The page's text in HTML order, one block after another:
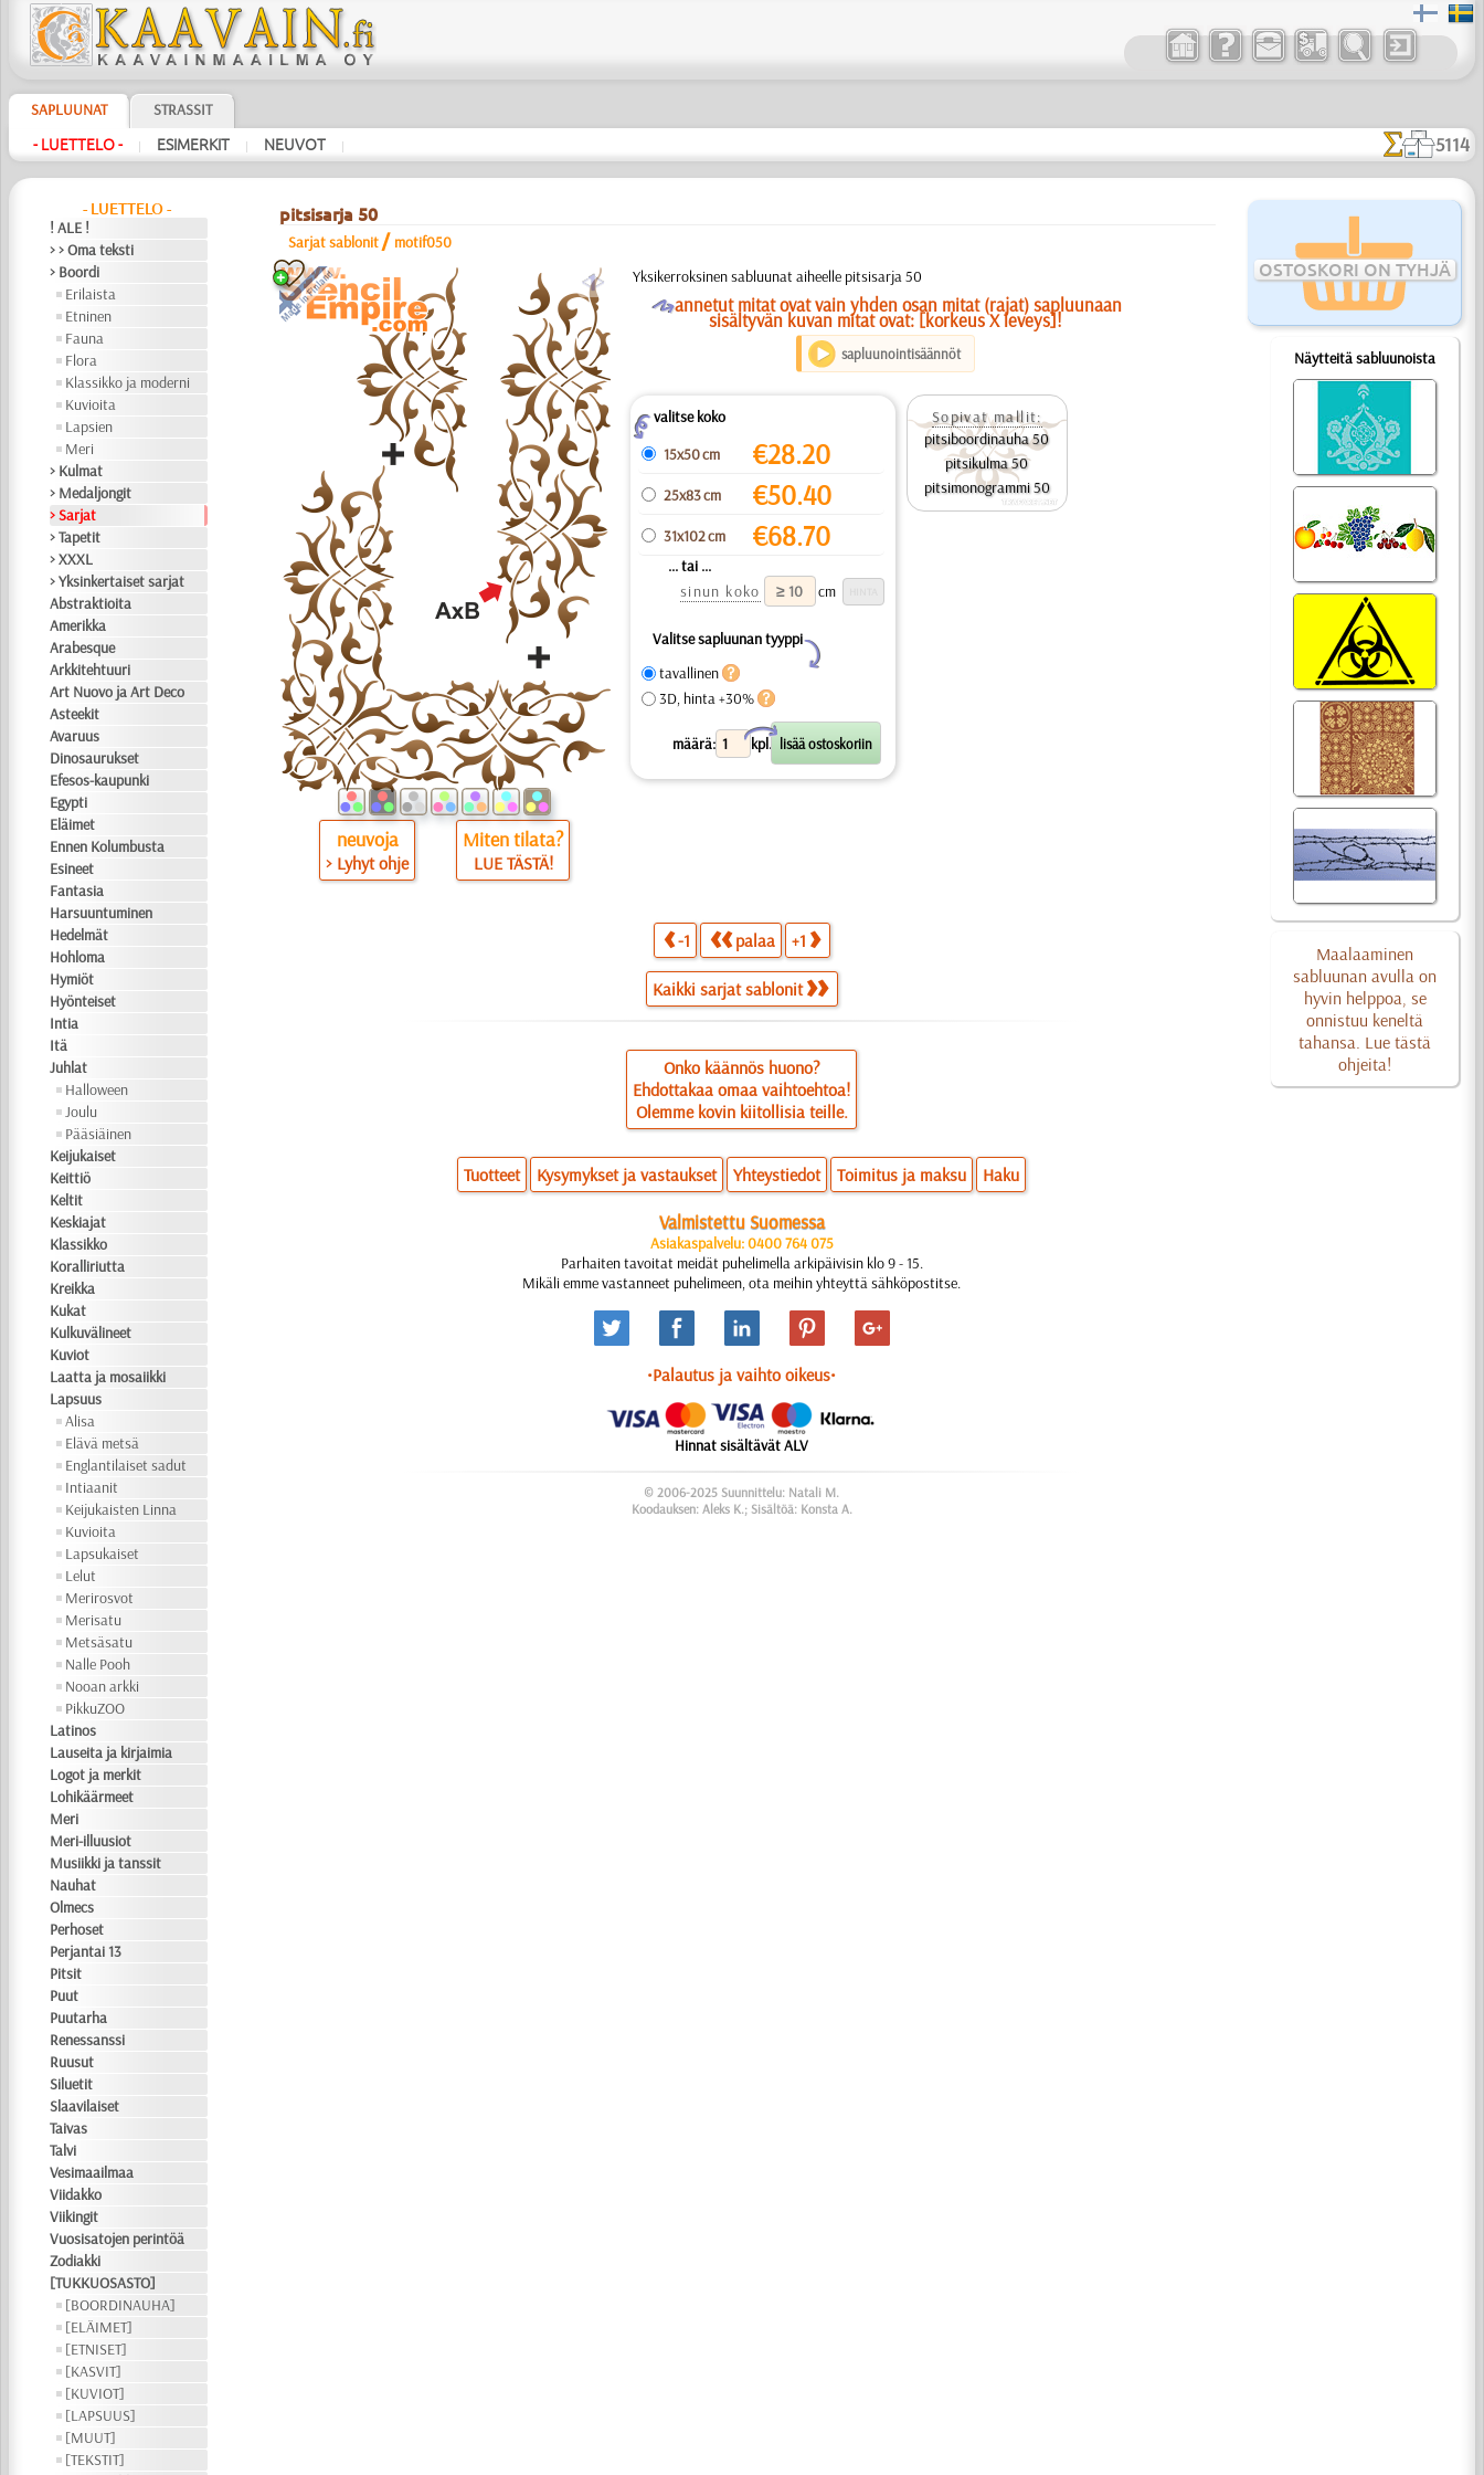
SAPLUUNAT STRASSIT
- LUETTELO - | ESIMERKIT | NEUVOT | 5114
- LUETTELO -
! ALE !
> > Oma teksti
> Boordi
Erilaista
Etninen
Fauna
Flora
Klassikko ja moderni
Kuvioita
Lapsien
Meri
> Kulmat
> Medaljongit
> Sarjat
> Tapetit
> XXXL
> Yksinkertaiset sarjat
Abstraktioita
Amerikka
Arabesque
Arkkitehtuuri
Art Nuovo ja Art Deco
Asteekit
Avaruus
Dinosaurukset
Efesos-kaupunki
Egypti
Eläimet
Ennen Kolumbusta
Esineet
Fantasia
Harsuuntuminen
Hedelmät
Hohloma
Hymiöt
Hyönteiset
Intia
Itä
Juhlat
Halloween
Joulu
Pääsiäinen
Keijukaiset
Keittiö
Keltit
Keskiajat
Klassikko
Koralliriutta
Kreikka
Kukat
Kulkuvälineet
Kuviot
Laatta ja mosaiikki
Lapsuus
Alisa
Elävä metsä
Englantilaiset sadut
Intiaanit
Keijukaisten Linna
Kuvioita
Lapsukaiset
Lelut
Merirosvot
Merisatu
Metsäsatu
Nalle Pooh
Nooan arkki
PikkuZOO
Latinos
Lauseita ja kirjaimia
Logot ja merkit
Lohikäärmeet
Meri
Meri-illuusiot
Musiikki ja tanssit
Nauhat
Olmecs
Perhoset
Perjantai 13
Pitsit
Puut
Puutarha
Renessanssi
Ruusut
Siluetit
Slaavilaiset
Taivas
Talvi
Vesimaailmaa
Viidakko
Viikingit
Vuosisatojen perintöä
Zodiakki
[TUKKUOSASTO]
[BOORDINAUHA]
[ELÄIMET]
[ETNISET]
[KASVIT]
[KUVIOT]
[LAPSUUS]
[MUUT]
[TEKSTIT]
OSTOSKORI ON TYHJÄ
Näytteitä sabluunoista
Maalaaminen
sabluunan avulla on
hyvin helppoa, se
onnistuu keneltä
tahansa. Lue tästä
ohjeita!
pitsisarja 50
Sarjat sablonit / motif050
a
neuvoja
> Lyhyt ohje
Miten tilata?
LUE TÄSTÄ!
Yksikerroksinen sabluunat aiheelle pitsisarja 50
Oannetut mitat ovat vain yhden osan mitat (rajat) sapluunaan
sisältyvän kuvan mitat ovat: [korkeus X leveys]!
sapluunointisäännöt
Zvalitse koko
15x50 cm
€28.20
25x83 cm €50.40
31x102 cm €68.70
... tai ...
sinun koko
cm
Valitse sapluunan tyyppi
Y
tavallinen
3D, hinta +30%
määrä: kpl.
X
Sopivat mallit:
pitsiboordinauha 50
pitsikulma 50
pitsimonogrammi 50
-1 palaa +1
Kaikki sarjat sablonit
Onko käännös huono?
Ehdottakaa omaa vaihtoehtoa!
Olemme kovin kiitollisia teille.
Tuotteet Kysymykset ja vastaukset Yhteystiedot Toimitus ja maksu Haku
Valmistettu Suomessa
Asiakaspalvelu: 0400 764 075
Parhaiten tavoitat meidät puhelimella arkipäivisin klo 9 - 15.
Mikäli emme vastanneet puhelimeen, ota meihin yhteyttä sähköpostitse.
•Palautus ja vaihto oikeus•
Hinnat sisältävät ALV
© 2006-2025 Suunnittelu: Natali M.
Koodauksen: Aleks K.; Sisältöä: Konsta A.